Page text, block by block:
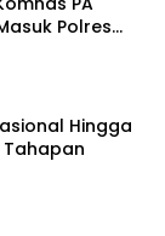
Polres
Hingga